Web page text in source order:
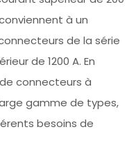
à un
de la série
de 1200 A. En
connecteurs à
gamme de types,
besoins de